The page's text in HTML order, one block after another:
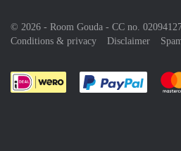
© 2026 - Room Gouda - CC no.
Conditions & privacy
Disclaimer
Pay